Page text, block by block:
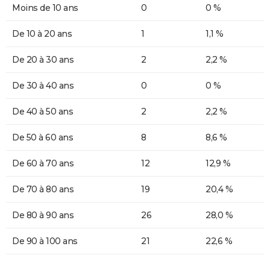
Moins de 10 ans 0 0 %
De 10 à 20 ans 1 1,1 %
De 20 à 30 ans 2 2,2 %
De 30 à 40 ans 0 0 %
De 40 à 50 ans 2 2,2 %
De 50 à 60 ans 8 8,6 %
De 60 à 70 ans 12 12,9 %
De 70 à 80 ans 19 20,4 %
De 80 à 90 ans 26 28,0 %
De 90 à 100 ans 21 22,6 %